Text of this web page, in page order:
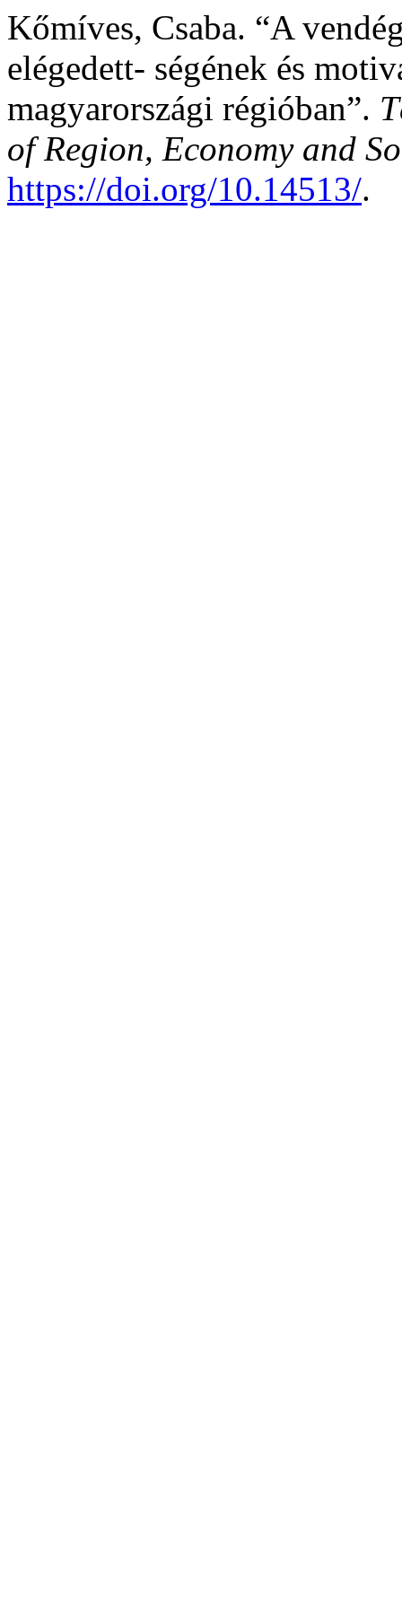
Kőmíves, Csaba. “A
elégedett- ségének és
magyarországi régióban”.
of Region, Economy and
https://doi.org/10.14513/.